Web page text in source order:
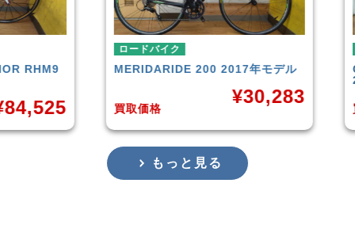
ロードバイク
MERIDARIDE 200 2017年モデル
買取価格
30,283
買取
もっと見る